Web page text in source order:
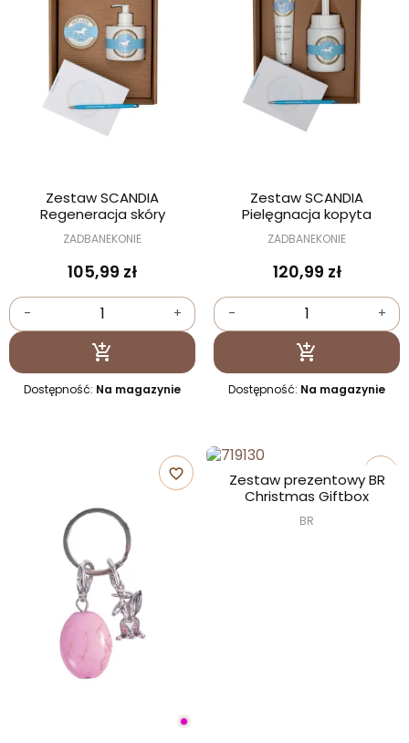
Zestaw SCANDIA
Regeneracja skóry
ZADBANEKONIE
105,99 zł
- +
 Dodaj do koszyka
Dostępność: Na magazynie
Zestaw SCANDIA
Pielęgnacja kopyta
ZADBANEKONIE
120,99 zł
- +
 Dodaj do
Dostępność: Na magazynie
favorite_border favorite_border
Zestaw prezentowy BR
Christmas Giftbox
BR